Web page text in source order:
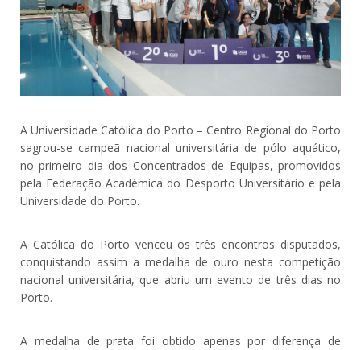
A Universidade Católica do Porto – Centro Regional do Porto
sagrou-se campeã nacional universitária de pólo aquático,
no primeiro dia dos Concentrados de Equipas, promovidos
pela Federação Académica do Desporto Universitário e pela
Universidade do Porto.
A Católica do Porto venceu os três encontros disputados,
conquistando assim a medalha de ouro nesta competição
nacional universitária, que abriu um evento de três dias no
Porto.
A medalha de prata foi obtido apenas por diferença de